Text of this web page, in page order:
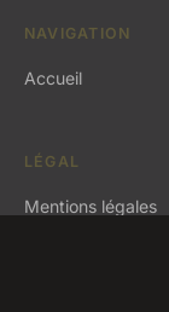
NAVIGATION
Accueil
LÉGAL
Mentions légales